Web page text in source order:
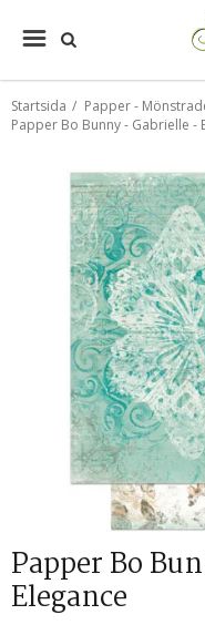
Startsida / Papper -
Papper Bo Bunny - Gabrielle -
Papper Bo
Elegance